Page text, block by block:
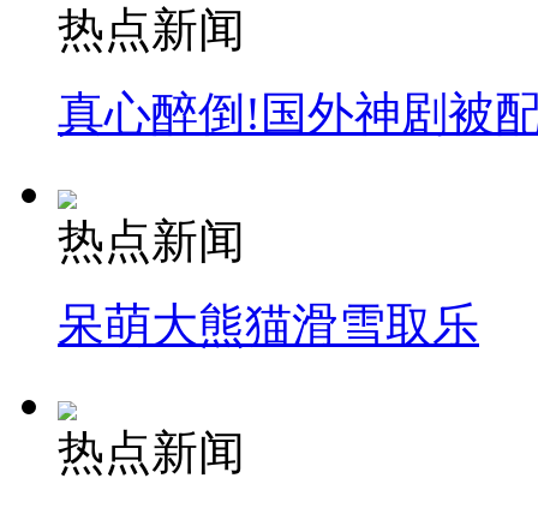
消防员救轻生者 花炮节热闹非凡
司机酒驾遇交警 急速倒车逃窜
热点新闻
真心醉倒!国外神剧被
热点新闻
呆萌大熊猫滑雪取乐
热点新闻